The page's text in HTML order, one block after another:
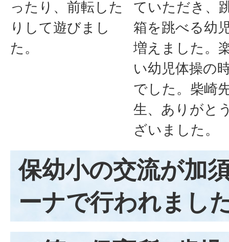
ったり、前転した
りして遊びまし
た。
ていただき、
箱を跳べる幼
増えました。
い幼児体操の
でした。柴崎
生、ありがと
ざいました。
保幼小の交流が加
ーナで行われまし